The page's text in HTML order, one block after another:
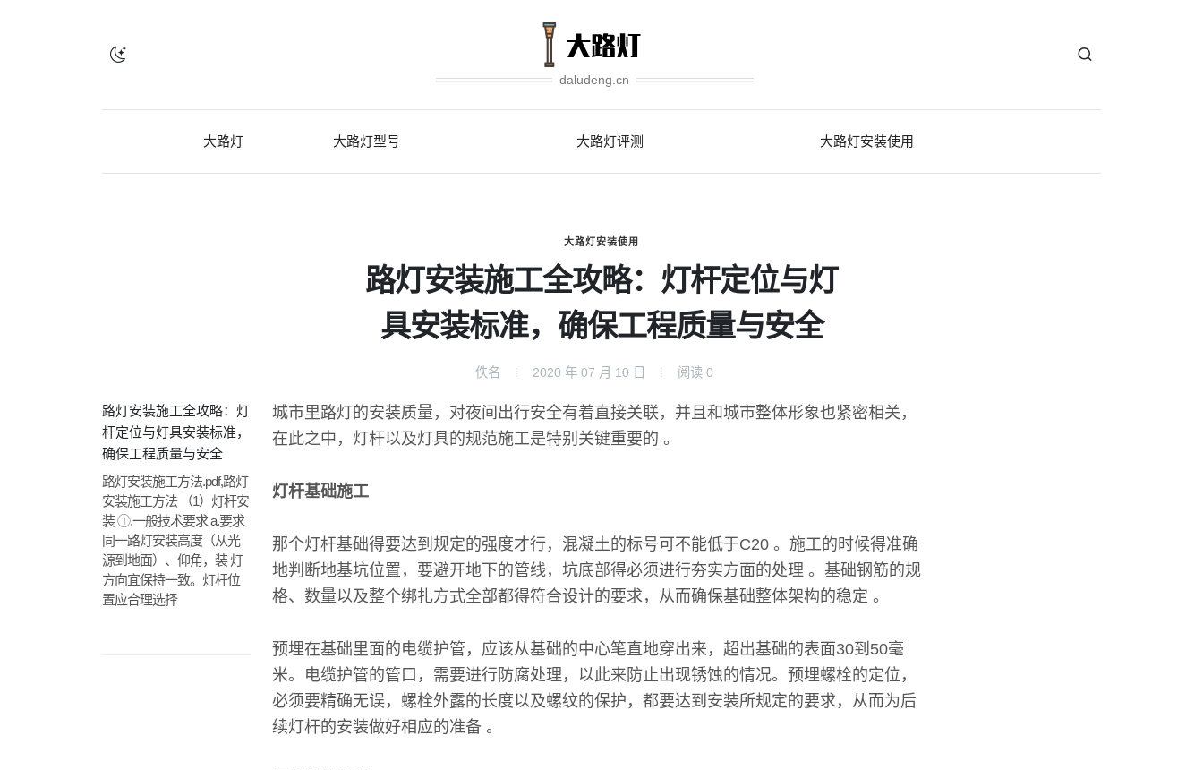
daludeng.cn
大路灯 大路灯型号 大路灯评测 大路灯安装使用
大路灯安装使用
路灯安装施工全攻略：灯杆定位与灯
具安装标准，确保工程质量与安全
佚名 2020 年 07 月 10 日 阅读 0
路灯安装施工全攻略：灯
杆定位与灯具安装标准，
确保工程质量与安全
路灯安装施工方法.pdf,路灯
安装施工方法 （1）灯杆安
装 ①.一般技术要求 a.要求
同一路灯安装高度（从光
源到地面）、仰角，装 灯
方向宜保持一致。灯杆位
置应合理选择
城市里路灯的安装质量，对夜间出行安全有着直接关联，并且和城市整体形象也紧密相关，
在此之中，灯杆以及灯具的规范施工是特别关键重要的 。
灯杆基础施工
那个灯杆基础得要达到规定的强度才行，混凝土的标号可不能低于C20 。施工的时候得准确
地判断地基坑位置，要避开地下的管线，坑底部得必须进行夯实方面的处理 。基础钢筋的规
格、数量以及整个绑扎方式全部都得符合设计的要求，从而确保基础整体架构的稳定 。
预埋在基础里面的电缆护管，应该从基础的中心笔直地穿出来，超出基础的表面30到50毫
米。电缆护管的管口，需要进行防腐处理，以此来防止出现锈蚀的情况。预埋螺栓的定位，
必须要精确无误，螺栓外露的长度以及螺纹的保护，都要达到安装所规定的要求，从而为后
续灯杆的安装做好相应的准备 。